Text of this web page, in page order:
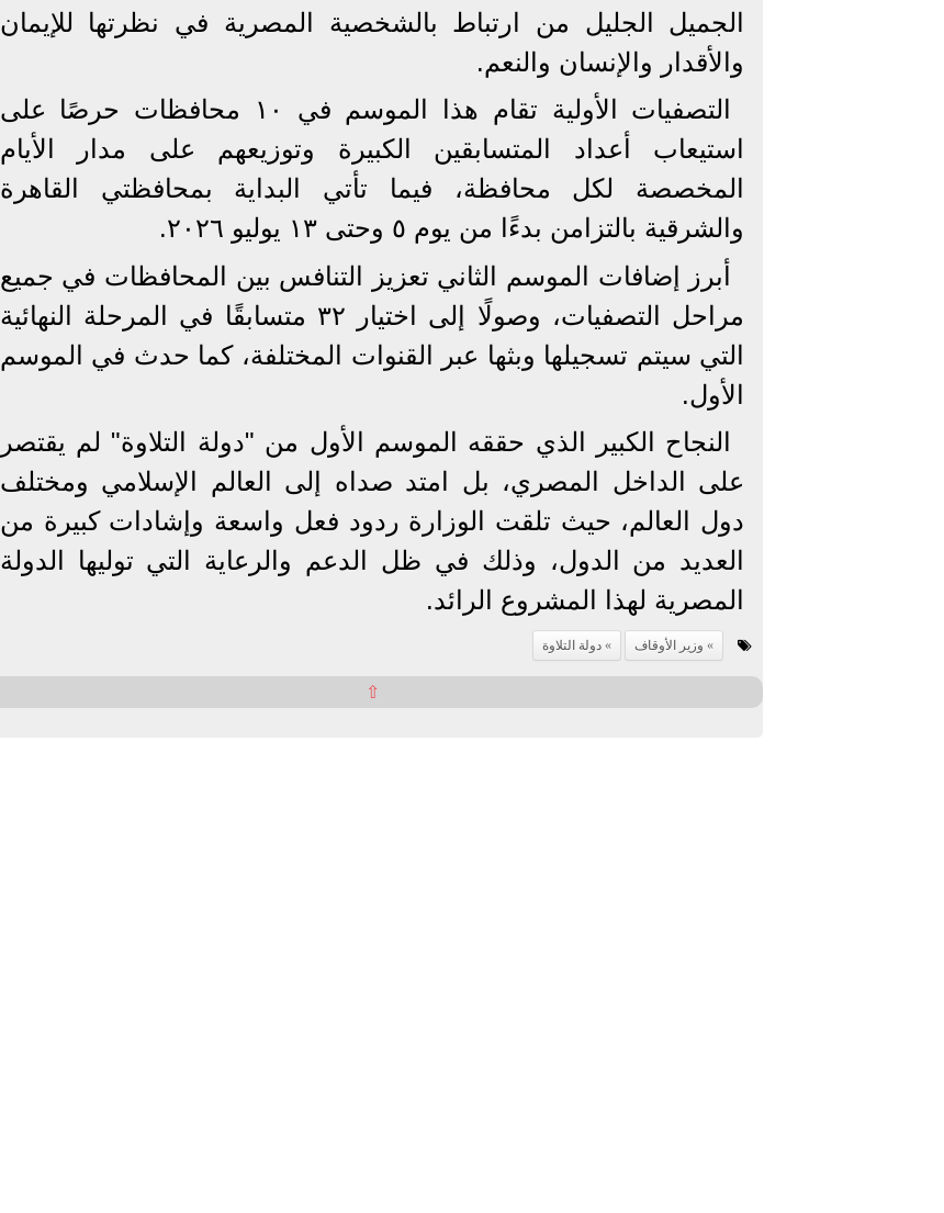
الجميل الجليل من ارتباط بالشخصية المصرية في نظرتها للإيمان
والأقدار والإنسان والنعم.
التصفيات الأولية تقام هذا الموسم في ١٠ محافظات حرصًا على
استيعاب أعداد المتسابقين الكبيرة وتوزيعهم على مدار الأيام
المخصصة لكل محافظة، فيما تأتي البداية بمحافظتي القاهرة
والشرقية بالتزامن بدءًا من يوم ٥ وحتى ١٣ يوليو ٢٠٢٦.
أبرز إضافات الموسم الثاني تعزيز التنافس بين المحافظات في جميع
مراحل التصفيات، وصولًا إلى اختيار ٣٢ متسابقًا في المرحلة النهائية
التي سيتم تسجيلها وبثها عبر القنوات المختلفة، كما حدث في الموسم
الأول.
النجاح الكبير الذي حققه الموسم الأول من "دولة التلاوة" لم يقتصر
على الداخل المصري، بل امتد صداه إلى العالم الإسلامي ومختلف
دول العالم، حيث تلقت الوزارة ردود فعل واسعة وإشادات كبيرة من
العديد من الدول، وذلك في ظل الدعم والرعاية التي توليها الدولة
المصرية لهذا المشروع الرائد.
وزير الأوقاف دولة التلاوة
⇧